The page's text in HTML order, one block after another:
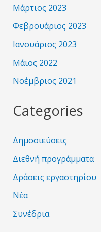
Μάρτιος 2023
Φεβρουάριος 2023
Ιανουάριος 2023
Μάιος 2022
Νοέμβριος 2021
Categories
Δημοσιεύσεις
Διεθνή προγράμματα
Δράσεις εργαστηρίου
Νέα
Συνέδρια